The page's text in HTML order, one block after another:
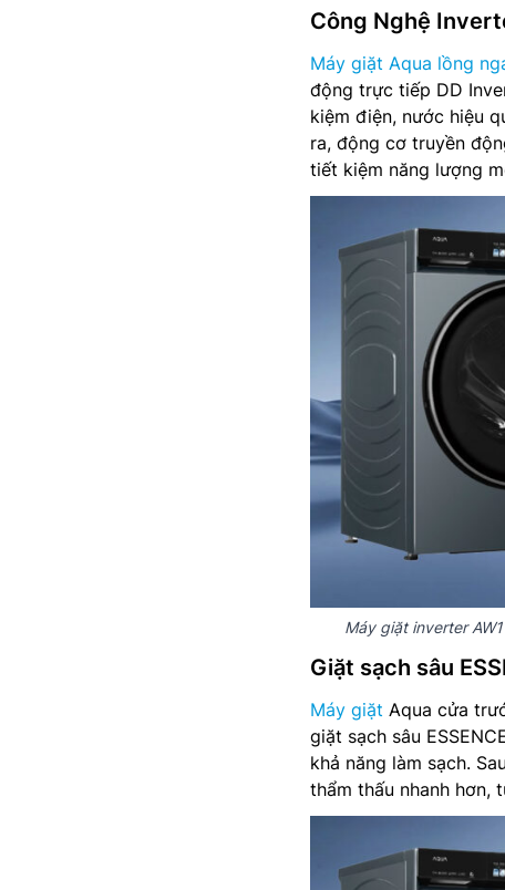
Công Nghệ
Máy giặt Aqua lồng
động trực tiếp DD
kiệm điện, nước hiệu
ra, động cơ truyền
tiết kiệm năng lượng
Máy giặt inverter
Giặt sạch sâu
Máy giặt Aqua cửa
giặt sạch sâu
khả năng làm sạch.
thẩm thấu nhanh hơn,